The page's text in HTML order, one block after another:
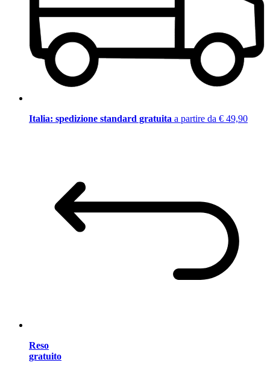
Italia: spedizione standard gratuita a partire da € 49,90
Reso
gratuito